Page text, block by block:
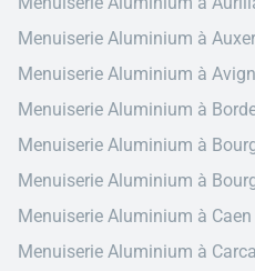
Menuiserie Aluminium à
Menuiserie Aluminium à
Menuiserie Aluminium à
Menuiserie Aluminium à
Menuiserie Aluminium à
Menuiserie Aluminium à Caen
Menuiserie Aluminium à